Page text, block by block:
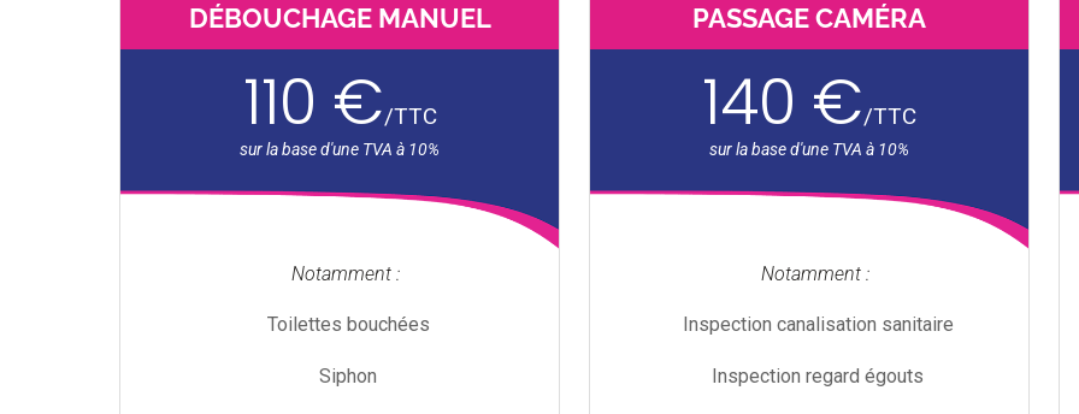
DÉBOUCHAGE MANUEL
110 €/TTC
Notamment :
Toilettes bouchées
Siphon
PASSAGE CAMÉRA
140 €/TTC
Notamment :
Inspection canalisation sanitaire
Inspection regard égouts